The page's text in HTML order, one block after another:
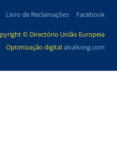
Livro de Reclamações Facebook
© Directório União Europeia
Optimização digitalalvaliving.com